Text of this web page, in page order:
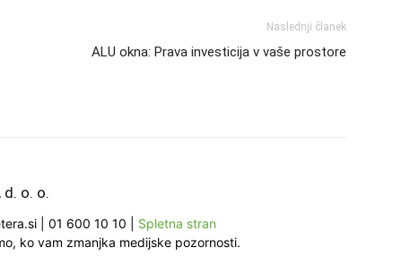
Naslednji članek
ALU okna: Prava investicija v vaše prostore
d. o. o.
01 600 10 10
Spletna stran
ko vam zmanjka medijske pozornosti.